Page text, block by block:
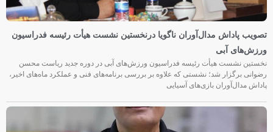
تصویب پاداش مدال‌آوران ناگویا درنخستین نشست هیأت رئیسه فدراسیون
ورزش‌های آبی
نخستین نشست هیأت رئیسه فدراسیون ورزش‌های آبی در دوره جدید ریاست محسن
رضوانی برگزار شد؛ نشستی که علاوه بر بررسی برنامه‌های فنی و عملکرد ماه‌های اخیر،
پاداش مدال‌آوران بازی‌های آسیایی